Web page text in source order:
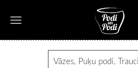
Vāzes, Puķu podi,